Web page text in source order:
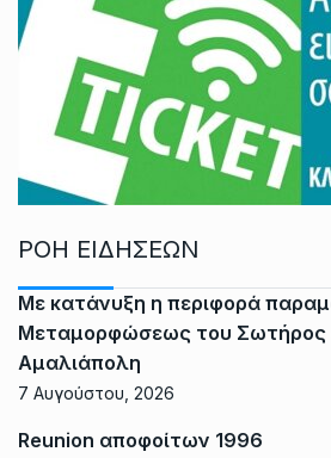
ΡΟΗ ΕΙΔΗΣΕΩΝ
Με κατάνυξη η περιφορά
Μεταμορφώσεως του Σωτήρος
Αμαλιάπολη
7 Αυγούστου, 2026
Reunion αποφοίτων 1996